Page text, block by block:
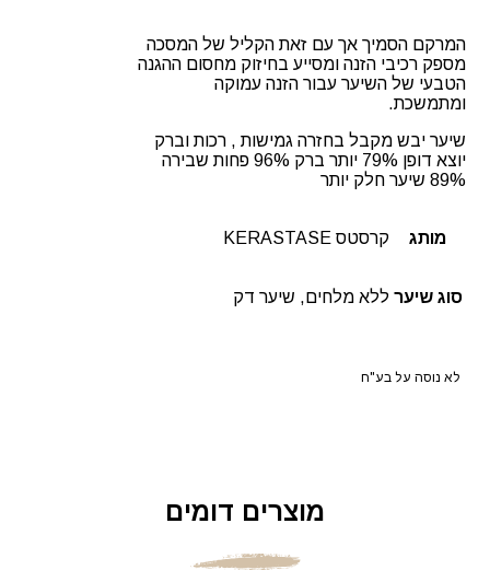
המרקם הסמיך אך עם זאת הקליל של המסכה
מספק רכיבי הזנה ומסייע בחיזוק מחסום ההגנה
הטבעי של השיער עבור הזנה עמוקה
ומתמשכת.
שיער יבש מקבל בחזרה גמישות , רכות וברק
יוצא דופן 79% יותר ברק 96% פחות שבירה
89% שיער חלק יותר
מותג קרסטס KERASTASE
סוג שיער ללא מלחים, שיער דק
לא נוסה על בע"ח
מוצרים דומים